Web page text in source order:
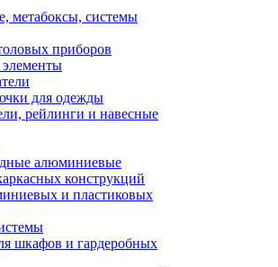
метабоксы, системы
приборов
для одежды
рейлинги и навесные
алюминиевые
конструкций
и пластиковых
шкафов и гардеробных